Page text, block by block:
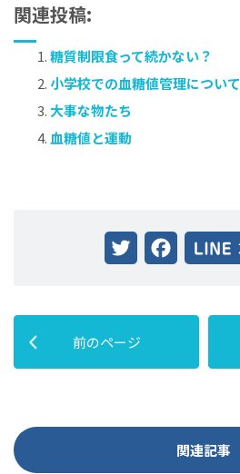
関連投稿:
糖質制限食って続かない？
小学校での血糖値管理について
大事な物たち
血糖値と運動
前のページ
関連記事